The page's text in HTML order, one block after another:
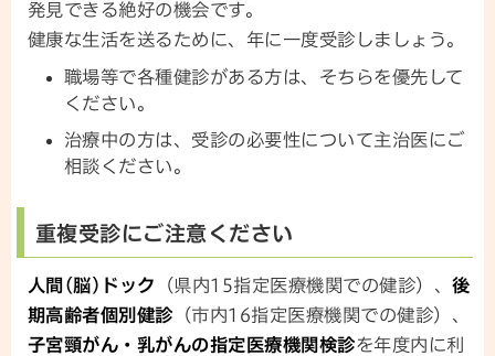
発見できる絶好の機会です。
健康な生活を送るために、年に一度受診しましょう。
職場等で各種健診がある方は、そちらを優先して
ください。
治療中の方は、受診の必要性について主治医にご
相談ください。
重複受診にご注意ください
人間(脳)ドック （県内15指定医療機関での健診）、後
期高齢者個別健診 （市内16指定医療機関での健診）、
子宮頸がん・乳がんの指定医療機関検診を年度内に利